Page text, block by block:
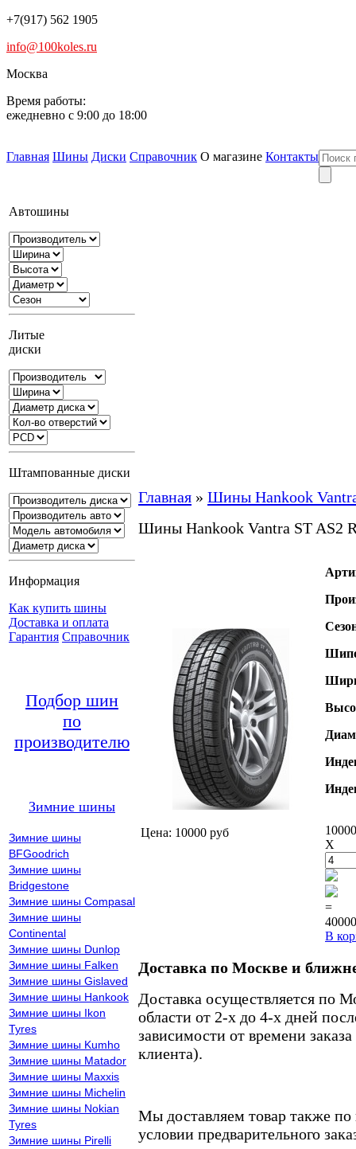
+7(917) 562 1905
info@100koles.ru
Москва
Время работы:
ежедневно с 9:00 до 18:00
Главная Шины Диски Справочник О магазине Контакты
Автошины
Литые
диски
Штампованные диски
Информация
Как купить шины
Доставка и оплата
Гарантия Справочник
Подбор шин
по
производителю
Зимние шины
Зимние шины
BFGoodrich
Зимние шины
Bridgestone
Зимние шины Compasal
Зимние шины
Continental
Зимние шины Dunlop
Зимние шины Falken
Зимние шины Gislaved
Зимние шины Hankook
Зимние шины Ikon
Tyres
Зимние шины Kumho
Зимние шины Matador
Зимние шины Maxxis
Зимние шины Michelin
Зимние шины Nokian
Tyres
Зимние шины Pirelli
Главная » Шины Hankook
Шины Hankook Vantra ST AS2
Цена: 10000 руб
X
=
В
Доставка по Москве и
Доставка осуществляется по
области от 2-х до 4-х дней
зависимости от времени
клиента).
Мы доставляем товар также
условии предварительного